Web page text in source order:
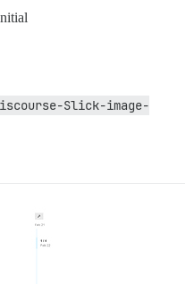
Slick-image-